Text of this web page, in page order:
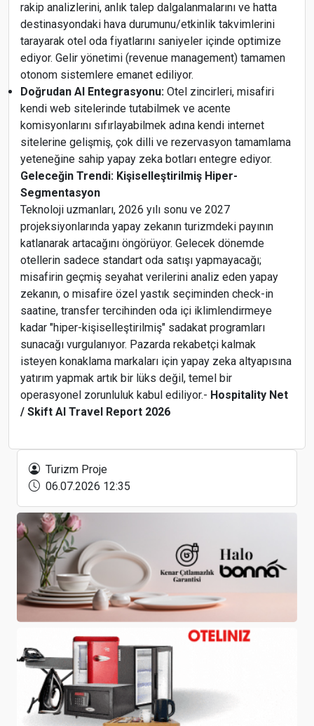
rakip analizlerini, anlık talep dalgalanmalarını ve hatta
destinasyondaki hava durumunu/etkinlik takvimlerini
tarayarak otel oda fiyatlarını saniyeler içinde optimize
ediyor. Gelir yönetimi (revenue management) tamamen
otonom sistemlere emanet ediliyor.
Doğrudan AI Entegrasyonu: Otel zincirleri, misafiri
kendi web sitelerinde tutabilmek ve acente
komisyonlarını sıfırlayabilmek adına kendi internet
sitelerine gelişmiş, çok dilli ve rezervasyon tamamlama
yeteneğine sahip yapay zeka botları entegre ediyor.
Geleceğin Trendi: Kişiselleştirilmiş Hiper-
Segmentasyon
Teknoloji uzmanları, 2026 yılı sonu ve 2027
projeksiyonlarında yapay zekanın turizmdeki payının
katlanarak artacağını öngörüyor. Gelecek dönemde
otellerin sadece standart oda satışı yapmayacağı;
misafirin geçmiş seyahat verilerini analiz eden yapay
zekanın, o misafire özel yastık seçiminden check-in
saatine, transfer tercihinden oda içi iklimlendirmeye
kadar "hiper-kişiselleştirilmiş" sadakat programları
sunacağı vurgulanıyor. Pazarda rekabetçi kalmak
isteyen konaklama markaları için yapay zeka altyapısına
yatırım yapmak artık bir lüks değil, temel bir
operasyonel zorunluluk kabul ediliyor.- Hospitality Net
/ Skift AI Travel Report 2026
Turizm Proje
06.07.2026 12:35
elde edildi
Shangri-La’nın Türkiye’deki İkinci Oteli 2029
Yılında Bodrum’da Açılacak
Four Seasons Hotels Istanbul Genel Müdürü
Reto Moser Oldu